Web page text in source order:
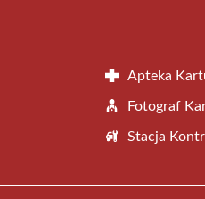
Apteka
Fotograf
Stacja